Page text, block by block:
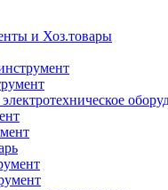
и Хоз.товары